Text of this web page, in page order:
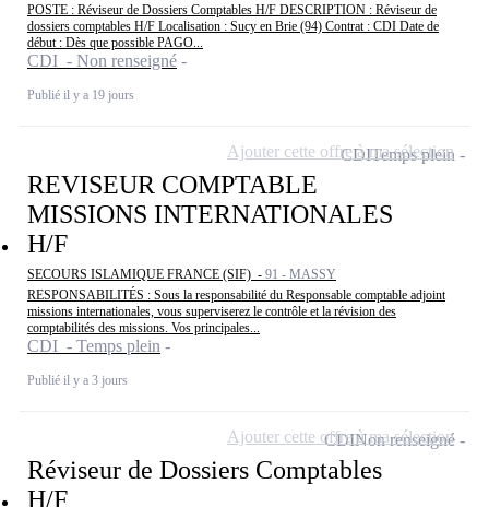
POSTE : Réviseur de Dossiers Comptables H/F DESCRIPTION : Réviseur de
dossiers comptables H/F Localisation : Sucy en Brie (94) Contrat : CDI Date de
début : Dès que possible PAGO...
CDI - Non renseigné
Publié il y a 19 jours
REVISEUR COMPTABLE
MISSIONS INTERNATIONALES
H/F
SECOURS ISLAMIQUE FRANCE (SIF) - 91 - MASSY
RESPONSABILITÉS : Sous la responsabilité du Responsable comptable adjoint
missions internationales, vous superviserez le contrôle et la révision des
comptabilités des missions. Vos principales...
CDI - Temps plein
Publié il y a 3 jours
CDITemps plein
Ajouter cette offre à ma sélection
Réviseur de Dossiers Comptables
H/F
CDINon renseigné
Ajouter cette offre à ma sélection